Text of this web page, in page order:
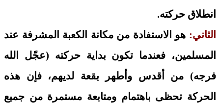
انطلاق حركته.
الثاني: هو الاستفادة من مكانة الكعبة المشرفة عند
المسلمين، فعندما تكون بداية حركته (عجّل الله
فرجه) من أقدس وأطهر بقعة لديهم، فإن هذه
الحركة تحظى باهتمام ومتابعة مستمرة من جميع